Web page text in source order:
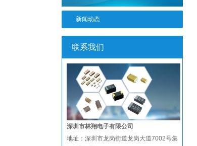
新闻动态
联系我们
深圳市林翔电子有限公司
地址：深圳市龙岗街道龙岗大道7002号集